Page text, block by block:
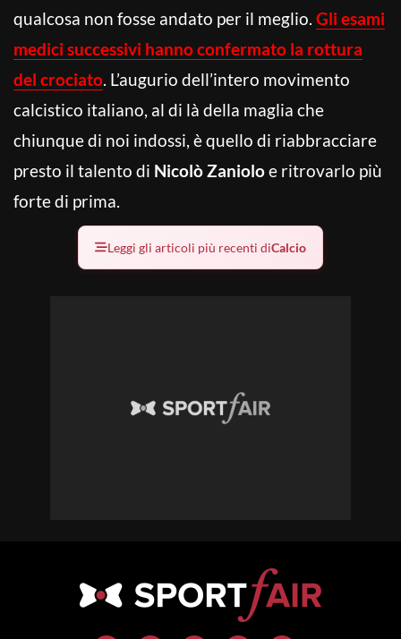
qualcosa non fosse andato per il meglio. Gli esami
medici successivi hanno confermato la rottura
del crociato. L’augurio dell’intero movimento
calcistico italiano, al di là della maglia che
chiunque di noi indossi, è quello di riabbracciare
presto il talento di Nicolò Zanioloe ritrovarlo più
forte di prima.
Leggi gli articoli più recenti diCalcio